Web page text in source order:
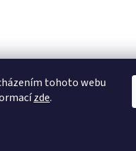
tohoto webu
zde.
E-shop SOH.cz